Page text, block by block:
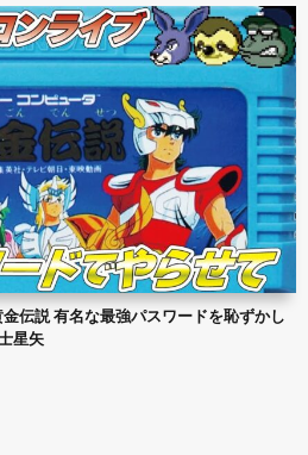
金伝説 有名な最強パスワードを恥ずかし
星矢